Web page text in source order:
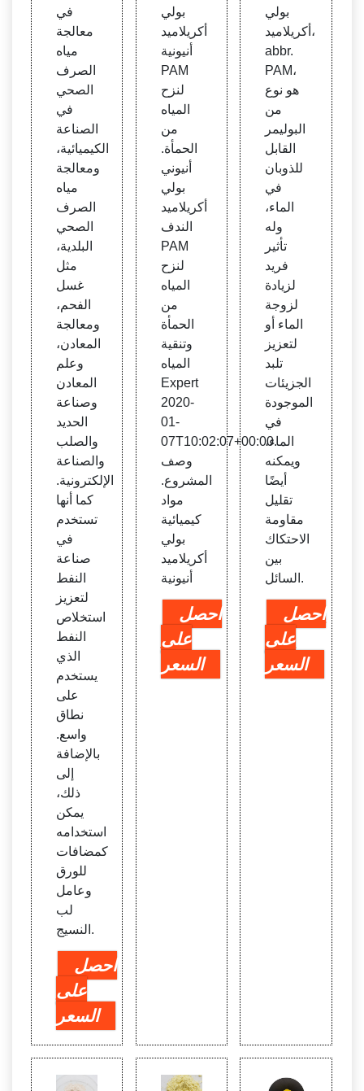
في
معالجة
مياه
الصرف
الصحي
في
الصناعة
الكيميائية،
ومعالجة
مياه
الصرف
الصحي
البلدية،
مثل
غسل
الفحم،
ومعالجة
المعادن،
وعلم
المعادن
وصناعة
الحديد
والصلب
والصناعة
الإلكترونية.
كما أنها
تستخدم
في
صناعة
النفط
لتعزيز
استخلاص
النفط
الذي
يستخدم
على
نطاق
واسع.
بالإضافة
إلى
ذلك،
يمكن
استخدامه
كمضافات
للورق
وعامل
لب
النسيج.
احصل
على
السعر
بولي
أكريلاميد
أنيونية
PAM
لنزح
المياه
من
الحمأة.
أنيوني
بولي
أكريلاميد
الندف
PAM
لنزح
المياه
من
الحمأة
وتنقية
المياه
Expert
2020-
01-
07T10:02:07+00:00.
وصف
المشروع.
مواد
كيميائية
بولي
أكريلاميد
أنيونية
احصل
على
السعر
بولي
أكريلاميد،
abbr.
PAM،
هو نوع
من
البوليمر
القابل
للذوبان
في
الماء،
وله
تأثير
فريد
لزيادة
لزوجة
الماء أو
لتعزيز
تلبد
الجزيئات
الموجودة
في
الماء،
ويمكنه
أيضًا
تقليل
مقاومة
الاحتكاك
بين
السائل.
احصل
على
السعر